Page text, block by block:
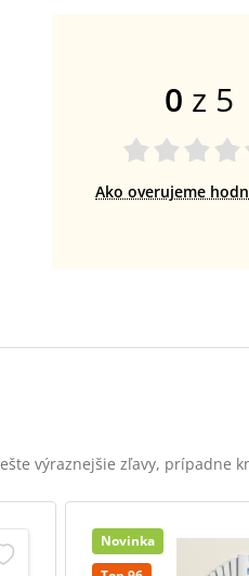
0 z 5
Ako overujeme
výraznejšie zľavy, prípadne
Novinka